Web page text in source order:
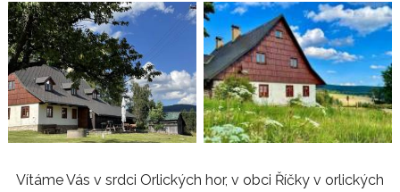
Vítáme Vás v srdci Orlických hor, v obci Říčky v orlických